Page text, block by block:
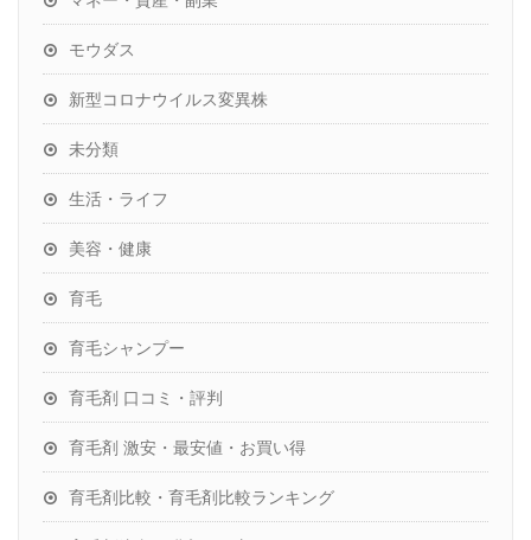
モウダス
新型コロナウイルス変異株
未分類
生活・ライフ
美容・健康
育毛
育毛シャンプー
育毛剤 口コミ・評判
育毛剤 激安・最安値・お買い得
育毛剤比較・育毛剤比較ランキング